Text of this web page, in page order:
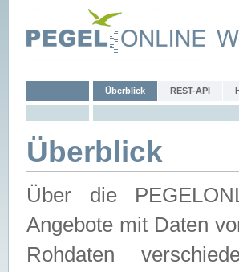
Überblick REST-API
Überblick
Über die
Angebote mit Daten
Rohdaten